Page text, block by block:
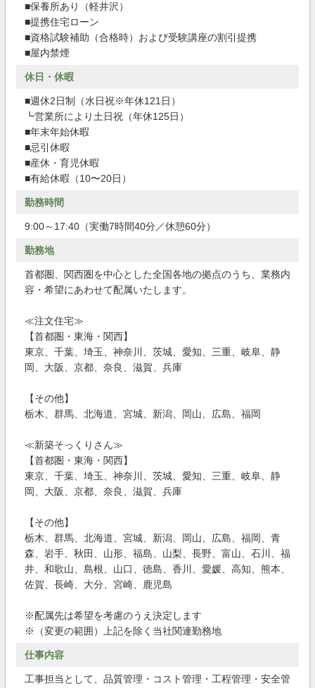
■保養所あり（軽井沢）
■提携住宅ローン
■資格試験補助（合格時）および受験講座の割引提携
■屋内禁煙
休日・休暇
■週休2日制（水日祝※年休121日）
┗営業所により土日祝（年休125日）
■年末年始休暇
■忌引休暇
■産休・育児休暇
■有給休暇（10〜20日）
勤務時間
9:00～17:40（実働7時間40分／休憩60分）
勤務地
首都圏、関西圏を中心とした全国各地の拠点のうち、業務内
容・希望にあわせて配属いたします。
≪注文住宅≫
【首都圏・東海・関西】
東京、千葉、埼玉、神奈川、茨城、愛知、三重、岐阜、静
岡、大阪、京都、奈良、滋賀、兵庫
【その他】
栃木、群馬、北海道、宮城、新潟、岡山、広島、福岡
≪新築そっくりさん≫
【首都圏・東海・関西】
東京、千葉、埼玉、神奈川、茨城、愛知、三重、岐阜、静
岡、大阪、京都、奈良、滋賀、兵庫
【その他】
栃木、群馬、北海道、宮城、新潟、岡山、広島、福岡、青
森、岩手、秋田、山形、福島、山梨、長野、富山、石川、福
井、和歌山、島根、山口、徳島、香川、愛媛、高知、熊本、
佐賀、長崎、大分、宮崎、鹿児島
※配属先は希望を考慮のうえ決定します
※（変更の範囲）上記を除く当社関連勤務地
仕事内容
工事担当として、品質管理・コスト管理・工程管理・安全管